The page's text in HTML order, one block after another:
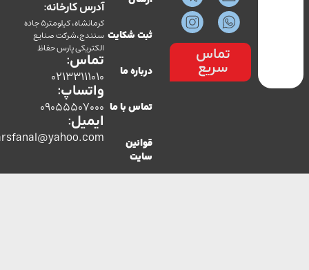
تماس
سریع
ثبت شکایت
درباره ما
تماس با ما
قوانین
آدرس کارخانه:
کرمانشاه، کیلومتر5 جاده
سنندج،شرکت صنایع
الکتریکی پارس حفاظ
تماس:
02133111010
واتساپ:
09055507000
ایمیل:
co.parsfanal@yahoo.com